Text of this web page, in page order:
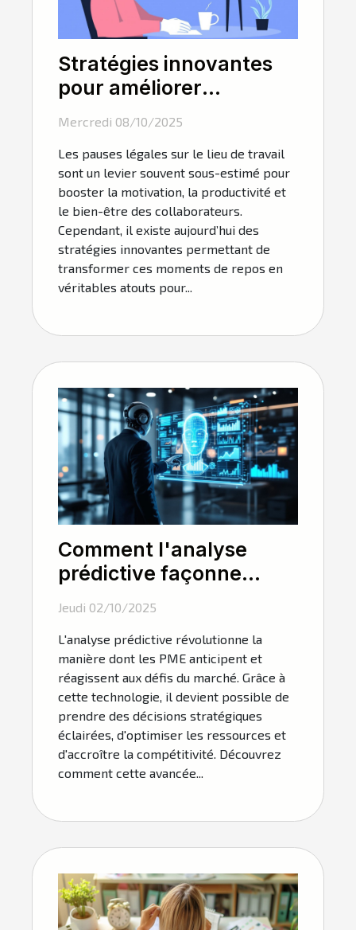
Stratégies innovantes
pour améliorer
légales au travail
Mercredi 08/10/2025
Les pauses légales sur le lieu de travail
sont un levier souvent sous-estimé pour
booster la motivation, la productivité et
le bien-être des collaborateurs.
Cependant, il existe aujourd’hui des
stratégies innovantes permettant de
transformer ces moments de repos en
véritables atouts pour...
Comment l'analyse
prédictive façonne
l'avenir des PME ?
Jeudi 02/10/2025
L'analyse prédictive révolutionne la
manière dont les PME anticipent et
réagissent aux défis du marché. Grâce à
cette technologie, il devient possible de
prendre des décisions stratégiques
éclairées, d'optimiser les ressources et
d'accroître la compétitivité. Découvrez
comment cette avancée...